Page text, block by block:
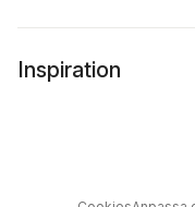
Inspiration